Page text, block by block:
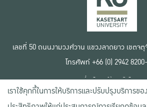
เลขที่ 50 ถนนงามวงศ์วาน แขวงลาดยาว เขตจ
โทรศัพท์ +66 (0) 2942
เงื่อนไขการใช้งานเว็บไซต์
ข้อตกลงด้านสิทธิ์ใช้งาน
นโยบายความเป็นส่วนตัว
เราใช้คุกกี้ในการให้บริการและปรับปรุงบริการข